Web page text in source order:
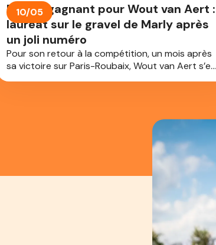
Retour gagnant pour Wout van Aert :
lauréat sur le gravel de Marly après
un joli numéro
Pour son retour à la compétition, un mois après
sa victoire sur Paris-Roubaix, Wout van Aert s’est
imposé sur le Marly Grav, une course UCI de
10/05